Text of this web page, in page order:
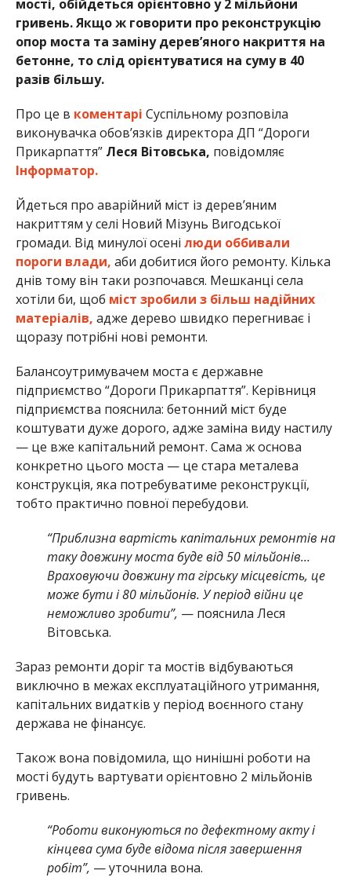
мості, обійдеться орієнтовно у 2 мільйони
гривень. Якщо ж говорити про реконструкцію
опор моста та заміну дерев’яного накриття на
бетонне, то слід орієнтуватися на суму в 40
разів більшу.
Про це в коментарі Суспільному розповіла
виконувачка обов’язків директора ДП “Дороги
Прикарпаття” Леся Вітовська, повідомляє
Інформатор.
Йдеться про аварійний міст із дерев’яним
накриттям у селі Новий Мізунь Вигодської
громади. Від минулої осені люди оббивали
пороги влади, аби добитися його ремонту. Кілька
днів тому він таки розпочався. Мешканці села
хотіли би, щоб міст зробили з більш надійних
матеріалів, адже дерево швидко перегниває і
щоразу потрібні нові ремонти.
Балансоутримувачем моста є державне
підприємство “Дороги Прикарпаття”. Керівниця
підприємства пояснила: бетонний міст буде
коштувати дуже дорого, адже заміна виду настилу
— це вже капітальний ремонт. Сама ж основа
конкретно цього моста — це стара металева
конструкція, яка потребуватиме реконструкції,
тобто практично повної перебудови.
“Приблизна вартість капітальних ремонтів на
таку довжину моста буде від 50 мільйонів…
Враховуючи довжину та гірську місцевість, це
може бути і 80 мільйонів. У період війни це
неможливо зробити”, — пояснила Леся
Вітовська.
Зараз ремонти доріг та мостів відбуваються
виключно в межах експлуатаційного утримання,
капітальних видатків у період воєнного стану
держава не фінансує.
Також вона повідомила, що нинішні роботи на
мості будуть вартувати орієнтовно 2 мільйонів
гривень.
“Роботи виконуються по дефектному акту і
кінцева сума буде відома після завершення
робіт”, — уточнила вона.